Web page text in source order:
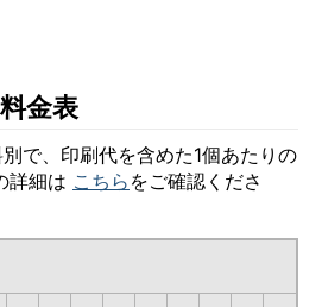
金表
で、印刷代を含めた1個あたりの
詳細は こちら をご確認くださ